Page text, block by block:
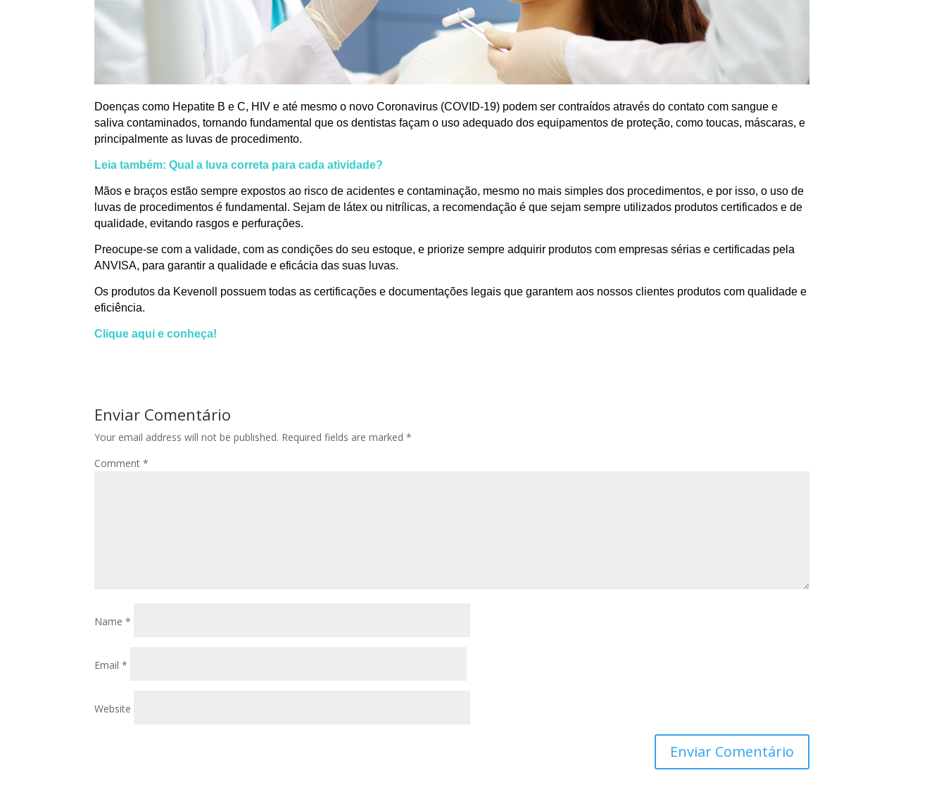
Doenças como Hepatite B e C, HIV e até mesmo o novo Coronavirus (COVID-19) podem ser contraídos através do contato com sangue e
saliva contaminados, tornando fundamental que os dentistas façam o uso adequado dos equipamentos de proteção, como toucas, máscaras, e
principalmente as luvas de procedimento.
Leia também: Qual a luva correta para cada atividade?
Mãos e braços estão sempre expostos ao risco de acidentes e contaminação, mesmo no mais simples dos procedimentos, e por isso, o uso de
luvas de procedimentos é fundamental. Sejam de látex ou nitrílicas, a recomendação é que sejam sempre utilizados produtos certificados e de
qualidade, evitando rasgos e perfurações.
Preocupe-se com a validade, com as condições do seu estoque, e priorize sempre adquirir produtos com empresas sérias e certificadas pela
ANVISA, para garantir a qualidade e eficácia das suas luvas.
Os produtos da Kevenoll possuem todas as certificações e documentações legais que garantem aos nossos clientes produtos com qualidade e
eficiência.
Clique aqui e conheça!
Enviar Comentário
Your email address will not be published. Required fields are marked*
Comment*
Name*
Email*
Website